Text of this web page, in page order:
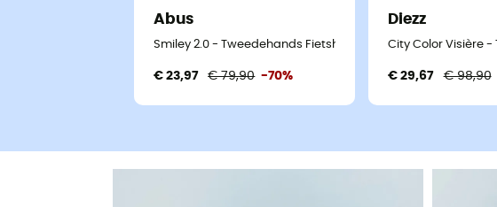
Abus
Smiley 2.0 - Tweedehands Fietshelm - Blauw - 45-50 cm
€ 23,97 € 79,90 -70%
Diezz
City Color Visière
€ 29,67 € 98,90